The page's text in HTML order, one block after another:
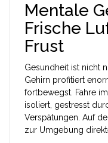
Mentale
Frische
Frust
Gesundheit ist nicht
Gehirn profitiert
fortbewegst. Fahre
isoliert, gestresst
Verspätungen. Auf
zur Umgebung